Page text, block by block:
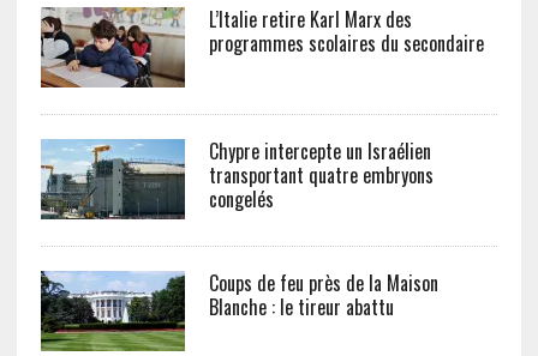
L’Italie retire Karl Marx des
programmes scolaires du secondaire
Chypre intercepte un Israélien
transportant quatre embryons
congelés
Coups de feu près de la Maison
Blanche : le tireur abattu